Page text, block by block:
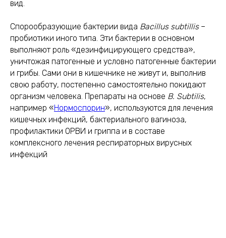
вид.
Спорообразующие бактерии вида Bacillus subtillis–
пробиотики иного типа. Эти бактерии в основном
выполняют роль «дезинфицирующего средства»,
уничтожая патогенные и условно патогенные бактерии
и грибы. Сами они в кишечнике не живут и, выполнив
свою работу, постепенно самостоятельно покидают
организм человека. Препараты на основе B. Subtilis,
например «Нормоспорин», используются для лечения
кишечных инфекций, бактериального вагиноза,
профилактики ОРВИ и гриппа и в составе
комплексного лечения респираторных вирусных
инфекций